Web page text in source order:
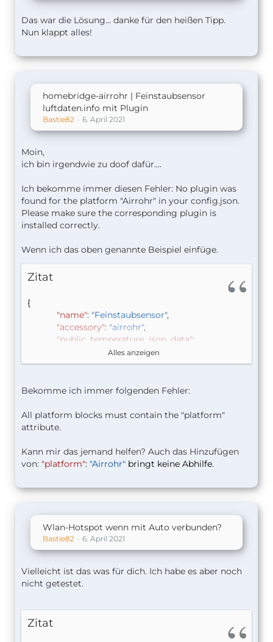
Das war die Lösung... danke für den heißen Tipp.
Nun klappt alles!
homebridge-airrohr | Feinstaubsensor
luftdaten.info mit Plugin
Bastie82 6. April 2021
Moin,
ich bin irgendwie zu doof dafür....
Ich bekomme immer diesen Fehler: No plugin was
found for the platform "Airrohr" in your config.json.
Please make sure the corresponding plugin is
installed correctly.
Wenn ich das oben genannte Beispiel einfüge.
Zitat
{
"name": "Feinstaubsensor",
"accessory": "airrohr",
"public_temperature_json_data":
"http://data.sensor.community/airrohr/v1/sensor/53
546/",
"http://data.sensor.community/airrohr/v1/sensor/53
"update_interval_seconds":60,
"history"
}
}
Alles anzeigen
Bekomme ich immer folgenden Fehler:
All platform blocks must contain the "platform"
attribute.
Kann mir das jemand helfen? Auch das Hinzufügen
von: "platform": "Airrohr" bringt keine Abhilfe.
Wlan-Hotspot wenn mit Auto verbunden?
Bastie82 6. April 2021
Vielleicht ist das was für dich. Ich habe es aber noch
nicht getestet.
Zitat